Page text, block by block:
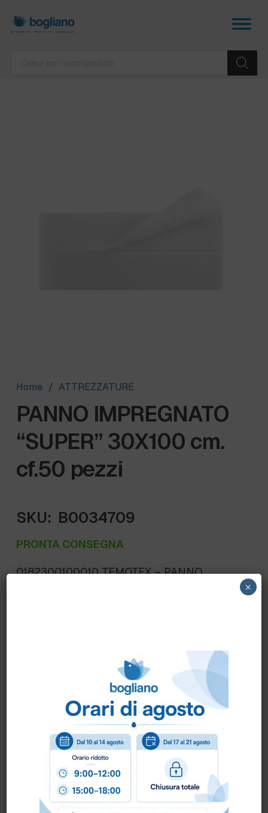
Home / ATTREZZATURE
PANNO IMPREGNATO
“SUPER” 30X100 cm.
cf.50 pezzi
SKU: B0034709
PRONTA CONSEGNA
0182300100010 TEMOTEX – PANNO
Come ordinare?
Puoi ordinare chiamando al0172 478161oppure
scrivendo una mail a
info@bogliano.it
Per ogni informazione siamo a disposizione.
×